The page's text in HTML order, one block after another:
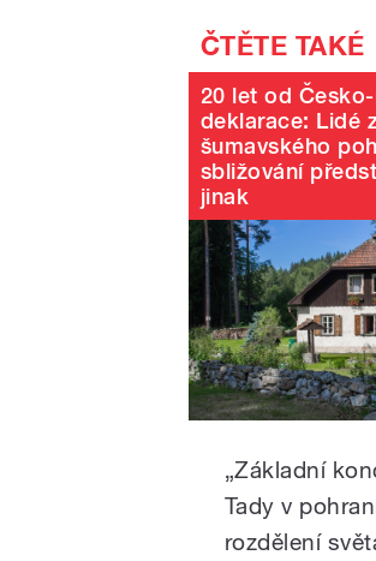
20 let od
deklarace: Lidé
šumavského
sbližování
jinak
„Základní
Tady v
rozdělení